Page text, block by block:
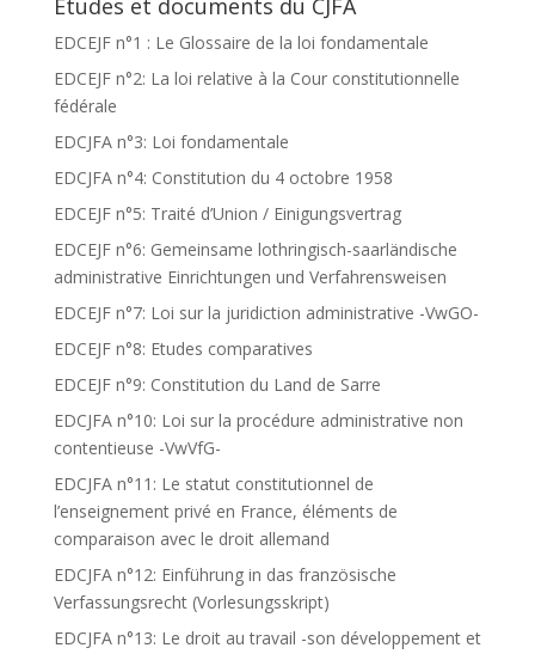
Etudes et documents du CJFA
EDCEJF n°1 : Le Glossaire de la loi fondamentale
EDCEJF n°2: La loi relative à la Cour constitutionnelle
fédérale
EDCJFA n°3: Loi fondamentale
EDCJFA n°4: Constitution du 4 octobre 1958
EDCEJF n°5: Traité d’Union / Einigungsvertrag
EDCEJF n°6: Gemeinsame lothringisch-saarländische
administrative Einrichtungen und Verfahrensweisen
EDCEJF n°7: Loi sur la juridiction administrative -VwGO-
EDCEJF n°8: Etudes comparatives
EDCEJF n°9: Constitution du Land de Sarre
EDCJFA n°10: Loi sur la procédure administrative non
contentieuse -VwVfG-
EDCJFA n°11: Le statut constitutionnel de
l’enseignement privé en France, éléments de
comparaison avec le droit allemand
EDCJFA n°12: Einführung in das französische
Verfassungsrecht (Vorlesungsskript)
EDCJFA n°13: Le droit au travail -son développement et